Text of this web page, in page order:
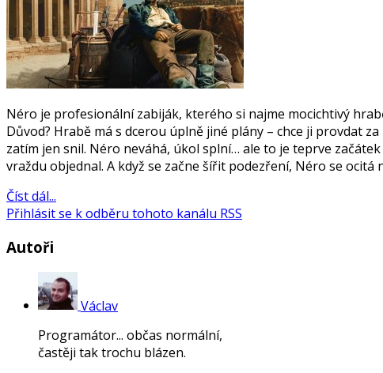
Néro je profesionální zabiják, kterého si najme mocichtivý
Důvod? Hrabě má s dcerou úplně jiné plány – chce ji provdat
zatím jen snil. Néro neváhá, úkol splní… ale to je teprve
vraždu objednal. A když se začne šířit podezření, Néro se
Číst dál...
Přihlásit se k odběru tohoto kanálu RSS
Autoři
Václav
Programátor... občas normální,
častěji tak trochu blázen.